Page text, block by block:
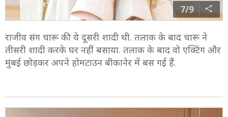
7/9
राजीव संग चारू की ये दूसरी शादी थी. तलाक के बाद चारू ने
तीसरी शादी करके घर नहीं बसाया. तलाक के बाद वो एक्टिंग और
मुंबई छोड़कर अपने होमटाउन बीकानेर में बस गई हैं.